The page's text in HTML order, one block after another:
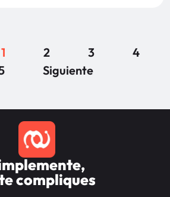
1 2 3
4
Siguiente
compliques